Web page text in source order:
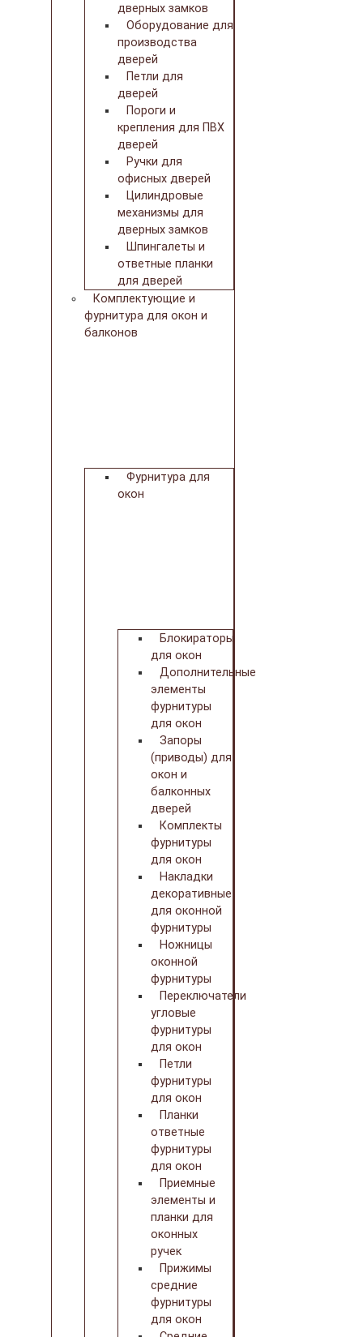
дверных замков
Оборудование для
производства
дверей
Петли для
дверей
Пороги и
крепления для ПВХ
дверей
Ручки для
офисных дверей
Цилиндровые
механизмы для
дверных замков
Шпингалеты и
ответные планки
для дверей
Комплектующие и
фурнитура для окон и
балконов
Фурнитура для
окон
Блокираторы
для окон
Дополнительные
элементы
фурнитуры
для окон
Запоры
(приводы) для
окон и
балконных
дверей
Комплекты
фурнитуры
для окон
Накладки
декоративные
для оконной
фурнитуры
Ножницы
оконной
фурнитуры
Переключатели
угловые
фурнитуры
для окон
Петли
фурнитуры
для окон
Планки
ответные
фурнитуры
для окон
Приемные
элементы и
планки для
оконных
ручек
Прижимы
средние
фурнитуры
для окон